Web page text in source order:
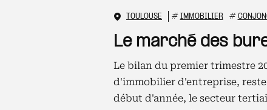
TOULOUSE # IMMOBILIER #
Le marché des
Le bilan du premier trimestre
d'immobilier d'entreprise, reste
début d'année, le secteur